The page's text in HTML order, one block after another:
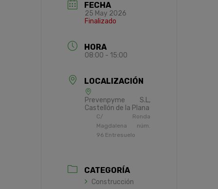
FECHA
25 May 2026
Finalizado
HORA
08:00 - 15:00
LOCALIZACIÓN
Prevenpyme S.L,
Castellón de la Plana
C/ Ronda
Magdalena núm.
96 Entresuelo
CATEGORÍA
Construcción